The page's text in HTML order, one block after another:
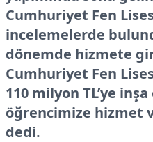
Cumhuriyet Fen
incelemelerde
dönemde hizmete
Cumhuriyet Fen
110 milyon TL’ye
öğrencimize hizmet
dedi.